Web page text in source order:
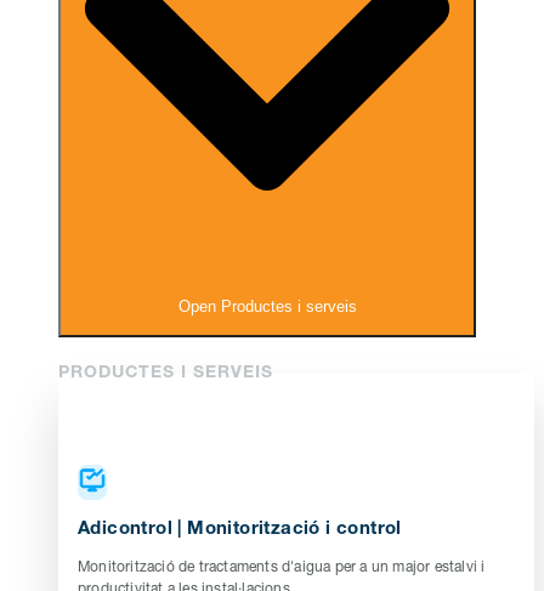
Open Productes i serveis
PRODUCTES I SERVEIS
Adicontrol | Monitorització i control
Monitorització de tractaments d'aigua per a un major estalvi i